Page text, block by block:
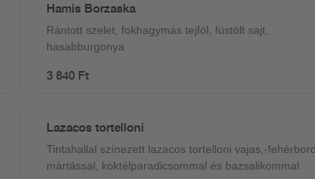
Hamis Borzaska
Rántott szelet, fokhagymás tejföl, füstölt sajt,
hasabburgonya
3 840 Ft
Lazacos tortelloni
Tintahallal színezett lazacos tortelloni vajas,-
mártással, koktélparadicsommal és bazsalikommal